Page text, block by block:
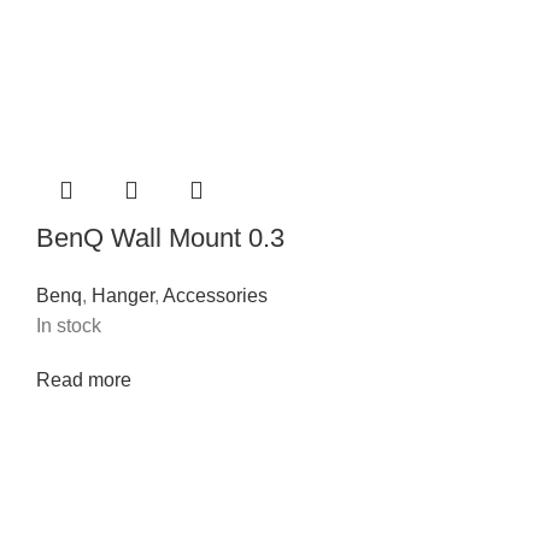
BenQ Wall Mount 0.3
Benq, Hanger, Accessories
In stock
Read more